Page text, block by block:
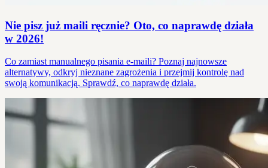
Nie pisz już maili ręcznie? Oto, co naprawdę działa
w 2026!
Co zamiast manualnego pisania e-maili? Poznaj najnowsze
alternatywy, odkryj nieznane zagrożenia i przejmij kontrolę nad
swoją komunikacją. Sprawdź, co naprawdę działa.